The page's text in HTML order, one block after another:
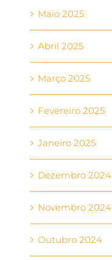
Maio 2025
Abril 2025
Março 2025
Fevereiro 2025
Janeiro 2025
Dezembro 2024
Novembro 2024
Outubro 2024